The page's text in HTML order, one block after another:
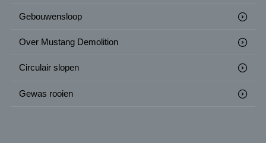
Gebouwensloop
Over Mustang Demolition
Circulair slopen
Gewas rooien